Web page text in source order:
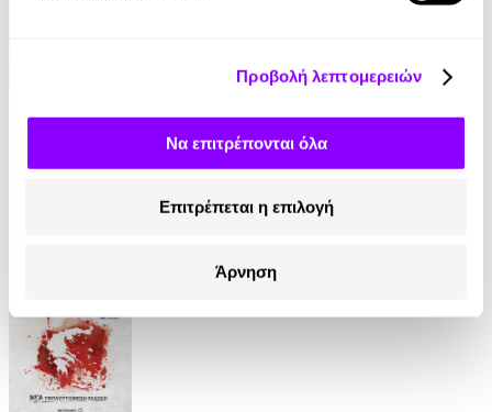
Προβολή λεπτομερειών
Να επιτρέπονται όλα
Επιτρέπεται η επιλογή
Άρνηση
Η Ελλάδα του Όθωνα